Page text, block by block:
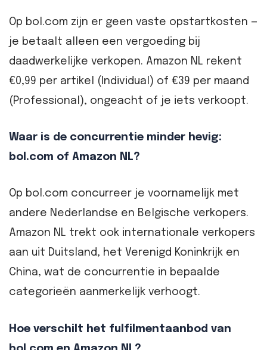
Op bol.com zijn er geen vaste opstartkosten —
je betaalt alleen een vergoeding bij
daadwerkelijke verkopen. Amazon NL rekent
€0,99 per artikel (Individual) of €39 per maand
(Professional), ongeacht of je iets verkoopt.
Waar is de concurrentie minder hevig:
bol.com of Amazon NL?
Op bol.com concurreer je voornamelijk met
andere Nederlandse en Belgische verkopers.
Amazon NL trekt ook internationale verkopers
aan uit Duitsland, het Verenigd Koninkrijk en
China, wat de concurrentie in bepaalde
categorieën aanmerkelijk verhoogt.
Hoe verschilt het fulfilmentaanbod van